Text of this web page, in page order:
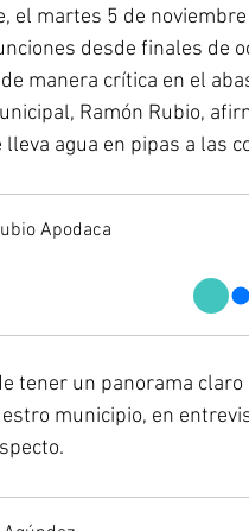
el martes 5 de
desde finales de
manera crítica en el
Ramón Rubio,
lleva agua en pipas a las
Apodaca
tener un panorama
municipio, en